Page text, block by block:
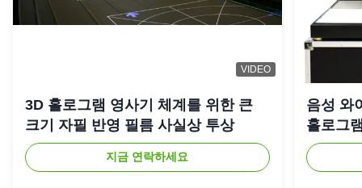
VIDEO
3D 홀로그램 영사기 체계를 위한 큰
크기 자필 반영 필름 사실상 투상
지금 연락하세요
음성 와
홀로그